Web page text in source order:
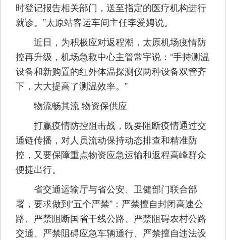
时登记报告相关部门，送至指定的医疗机构进行
就诊。”太原站客运车间主任李爱娉说。
近日，为积极应对返程潮，太原机场疫情防
控再升级，机场急救中心主管常宇说：“手持测温
设备和新购置的红外体温探测仪两种设备双管齐
下，大大提高了测温效率。”
物流畅其流 物资保供应
打赢疫情防控阻击战，既要阻断疫情通过交
通链传播，对人员流动保持动态排查和精准防
控，又要保障重点物资应急运输和返程高峰群众
便捷出行。
省交通运输厅与省公安、卫健部门联合部
署，要求做到“五个严禁”：严禁擅自封闭高速公
路、严禁阻断国省干线公路、严禁阻碍农村公路
交通、严禁阻碍应急车辆通行、严禁擅自违法设